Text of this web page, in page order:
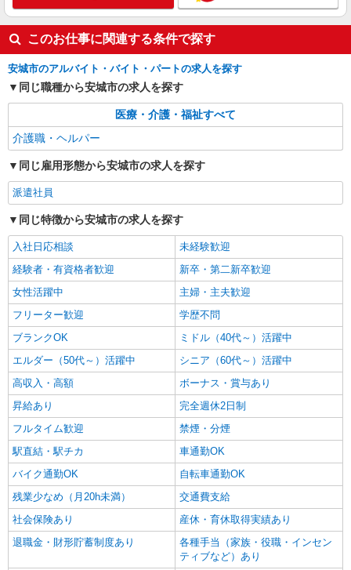
キープ 詳細を見る
正社員
アスケア訪問入浴 安城
訪問入浴の介護職員（運転あり）
支給（30,000円上限/月） ・家族手当（子供1名に
つき5,000円） ・資格手当（介護福祉士：計
・退職金制度あり ・キャリアステップ年収モデル
（参考値） 一般職（平均勤続年数5年）390万円
る人もいます！）500万円 ブロック長（平均勤続
年数13年）650万円 エリア長（平均勤続年数17
一丁目22番4号 今池町貸事務所2階
キープ 詳細を見る
このお仕事に関連する条件で探す
安城市のアルバイト・バイト・パートの求人を探す
同じ職種から安城市の求人を探す
医療・介護・福祉すべて
介護職・ヘルパー
同じ雇用形態から安城市の求人を探す
派遣社員
同じ特徴から安城市の求人を探す
入社日応相談
未経験歓迎
経験者・有資格者歓迎
新卒・第二新卒歓迎
女性活躍中
主婦・主夫歓迎
フリーター歓迎
学歴不問
ブランクOK
ミドル（40代～）活躍中
エルダー（50代～）活躍中
シニア（60代～）活躍中
高収入・高額
ボーナス・賞与あり
昇給あり
完全週休2日制
フルタイム歓迎
禁煙・分煙
駅直結・駅チカ
車通勤OK
バイク通勤OK
自転車通勤OK
残業少なめ（月20h未満）
交通費支給
社会保険あり
産休・育休取得実績あり
退職金・財形貯蓄制度あり
各種手当（家族・役職・インセン
ティブなど）あり